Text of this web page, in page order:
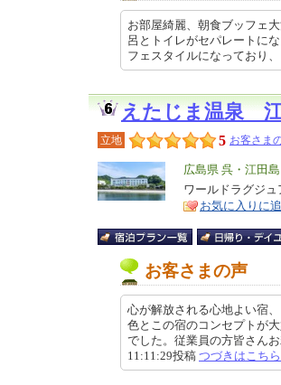
お部屋綺麗、朝食ブッフェ
呂とトイレがセパレートに
フェスタイルになっており
えたじま温泉
立地 5 お客さま
エ
リ
ア
広島県 呉・江田島
特
徴
ワールドラグジ
お気に入りに
お客さまの声
心が解放される心地よい宿
色とこの宿のコンセプトが
でした。従業員の方皆さん
11:11:29投稿 つづきはこちら